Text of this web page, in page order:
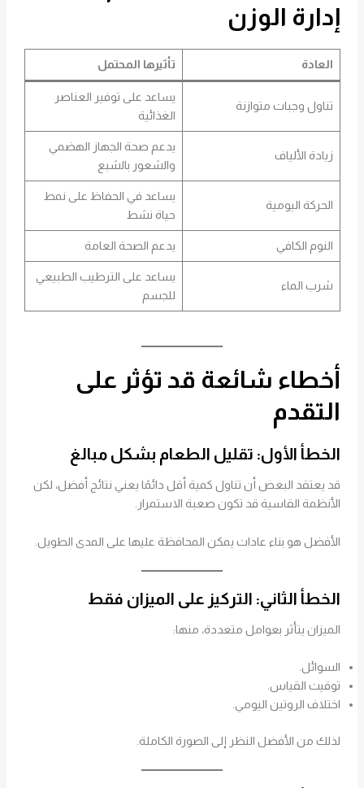
إدارة الوزن
العادة تأثيرها المحتمل
تناول وجبات متوازنة
يساعد على توفير العناصر
الغذائية
زيادة الألياف
يدعم صحة الجهاز الهضمي
والشعور بالشبع
الحركة اليومية
يساعد في الحفاظ على نمط
حياة نشط
النوم الكافي يدعم الصحة العامة
شرب الماء
يساعد على الترطيب الطبيعي
للجسم
أخطاء شائعة قد تؤثر على
التقدم
الخطأ الأول: تقليل الطعام بشكل مبالغ
قد يعتقد البعض أن تناول كمية أقل دائمًا يعني نتائج أفضل، لكن
الأنظمة القاسية قد تكون صعبة الاستمرار.
الأفضل هو بناء عادات يمكن المحافظة عليها على المدى الطويل.
الخطأ الثاني: التركيز على الميزان فقط
الميزان يتأثر بعوامل متعددة، منها:
السوائل.
توقيت القياس.
اختلاف الروتين اليومي.
لذلك من الأفضل النظر إلى الصورة الكاملة.